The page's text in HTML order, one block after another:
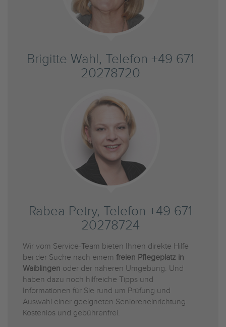
Brigitte Wahl, Telefon +49 671
20278720
Rabea Petry, Telefon +49 671
20278724
Wir vom Service-Team bieten Ihnen direkte Hilfe
bei der Suche nach einem freien Pflegeplatz in
Waiblingen oder der näheren Umgebung. Und
haben dazu noch hilfreiche Tipps und
Informationen für Sie rund um Prüfung und
Auswahl einer geeigneten Senioreneinrichtung.
Kostenlos und gebührenfrei.